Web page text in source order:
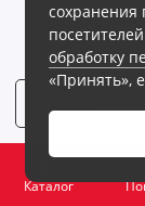
Каталог
Обложка
сохранения
обработку
«Принять»,